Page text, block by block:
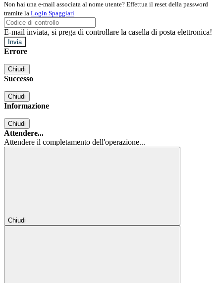
Non hai una e-mail associata al nome utente? Effettua il reset della password
tramite la Login Spaggiari
E-mail inviata, si prega di controllare la casella di posta elettronica!
Errore
Chiudi
Successo
Chiudi
Informazione
Chiudi
Attendere...
Attendere il completamento dell'operazione...
Chiudi